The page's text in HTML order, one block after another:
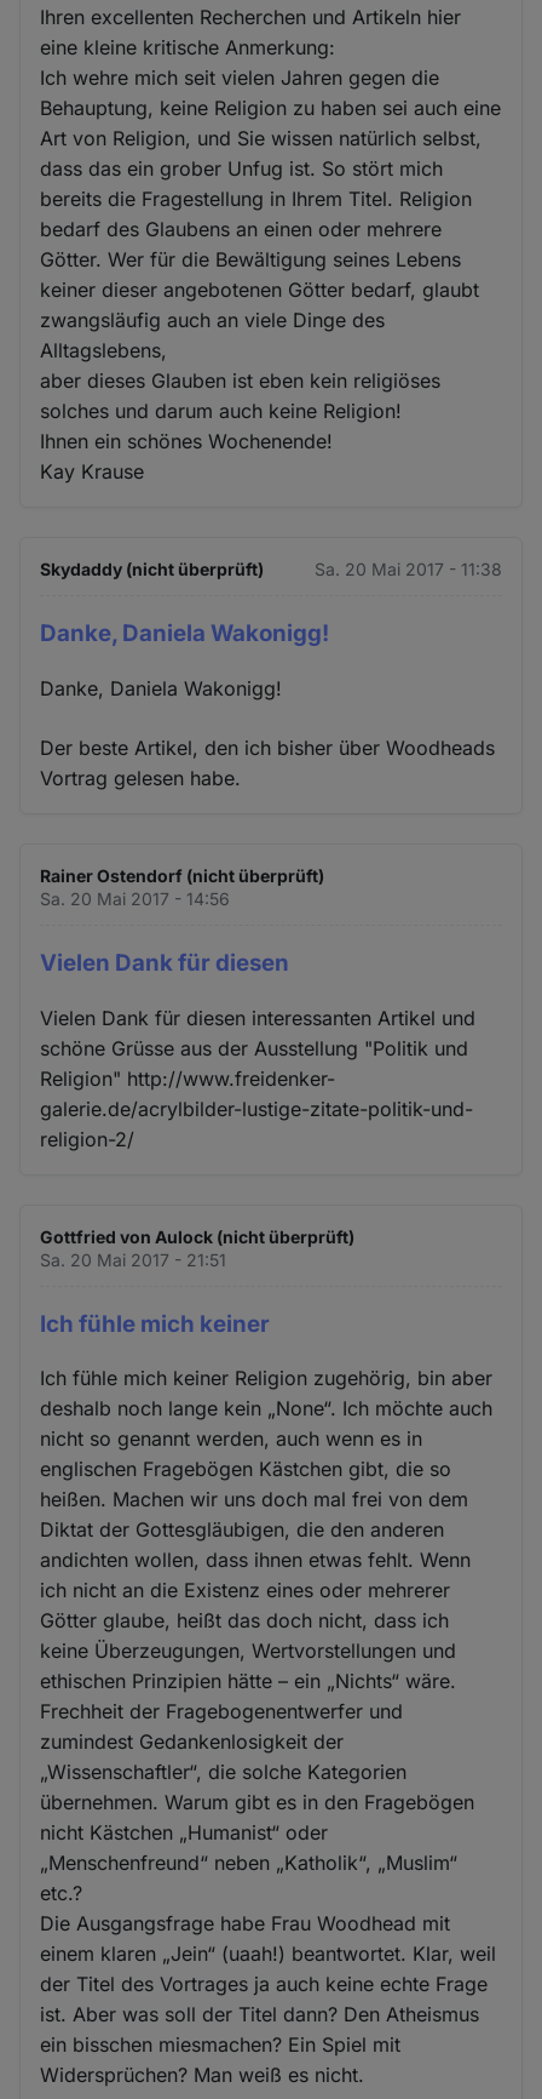
Ihren excellenten Recherchen und Artikeln hier
eine kleine kritische Anmerkung:
Ich wehre mich seit vielen Jahren gegen die
Behauptung, keine Religion zu haben sei auch eine
Art von Religion, und Sie wissen natürlich selbst,
dass das ein grober Unfug ist. So stört mich
bereits die Fragestellung in Ihrem Titel. Religion
bedarf des Glaubens an einen oder mehrere
Götter. Wer für die Bewältigung seines Lebens
keiner dieser angebotenen Götter bedarf, glaubt
zwangsläufig auch an viele Dinge des
Alltagslebens,
aber dieses Glauben ist eben kein religiöses
solches und darum auch keine Religion!
Ihnen ein schönes Wochenende!
Kay Krause
Skydaddy (nicht überprüft) Sa. 20 Mai 2017 - 11:38
Danke, Daniela Wakonigg!
Danke, Daniela Wakonigg!
Der beste Artikel, den ich bisher über Woodheads
Vortrag gelesen habe.
Rainer Ostendorf (nicht überprüft)
Sa. 20 Mai 2017 - 14:56
Vielen Dank für diesen
Vielen Dank für diesen interessanten Artikel und
schöne Grüsse aus der Ausstellung "Politik und
Religion" http://www.freidenker-
galerie.de/acrylbilder-lustige-zitate-politik-und-
religion-2/
Gottfried von Aulock (nicht überprüft)
Sa. 20 Mai 2017 - 21:51
Ich fühle mich keiner
Ich fühle mich keiner Religion zugehörig, bin aber
deshalb noch lange kein „None“. Ich möchte auch
nicht so genannt werden, auch wenn es in
englischen Fragebögen Kästchen gibt, die so
heißen. Machen wir uns doch mal frei von dem
Diktat der Gottesgläubigen, die den anderen
andichten wollen, dass ihnen etwas fehlt. Wenn
ich nicht an die Existenz eines oder mehrerer
Götter glaube, heißt das doch nicht, dass ich
keine Überzeugungen, Wertvorstellungen und
ethischen Prinzipien hätte – ein „Nichts“ wäre.
Frechheit der Fragebogenentwerfer und
zumindest Gedankenlosigkeit der
„Wissenschaftler“, die solche Kategorien
übernehmen. Warum gibt es in den Fragebögen
nicht Kästchen „Humanist“ oder
„Menschenfreund“ neben „Katholik“, „Muslim“
etc.?
Die Ausgangsfrage habe Frau Woodhead mit
einem klaren „Jein“ (uaah!) beantwortet. Klar, weil
der Titel des Vortrages ja auch keine echte Frage
ist. Aber was soll der Titel dann? Den Atheismus
ein bisschen miesmachen? Ein Spiel mit
Widersprüchen? Man weiß es nicht.